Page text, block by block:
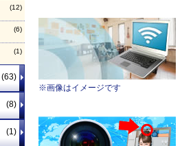
(12)
(6)
(1)
(63)
(8)
(1)
※画像はイメージです